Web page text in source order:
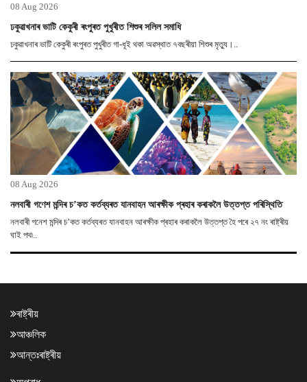
08 Aug 2026
ঢকুৱাখনাৰ ভাটি কেকুৰী ৰংপুৰত পুখুৰীত শিশুৰ সলিল সমাধি
ঢকুৱাখনাৰ ভাটি কেকুৰী ৰংপুৰত পুখুৰীত গা-ধূই থকা অৱস্থাত ৭বছৰীয়া শিশুৰ মৃত্যু।..
08 Aug 2026
নলবাৰী গণেশ মন্দিৰ চ’কত কৰ্তব্যৰত যানবাহন আৰক্ষীক প্ৰহাৰ কৰাকলৈ উত্তপ্ত পৰিস্থিতি
নলবাৰী গনেশ মন্দিৰ চ’কত কৰ্তব্যৰত যানবাহন আৰক্ষীক প্ৰহাৰ কৰাকলৈ উত্তপ্ত হৈ পৰে ২৭ নং ৰাষ্ট্ৰীয়
ঘাই পথ৷..
ৰাষ্ট্ৰীয়
আঞ্চলিক
আন্তঃৰাষ্ট্ৰীয়